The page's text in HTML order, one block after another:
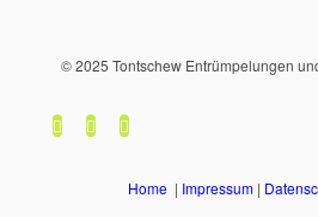
© 2025 Tontschew Entrümpelungen
Home | Impressum|